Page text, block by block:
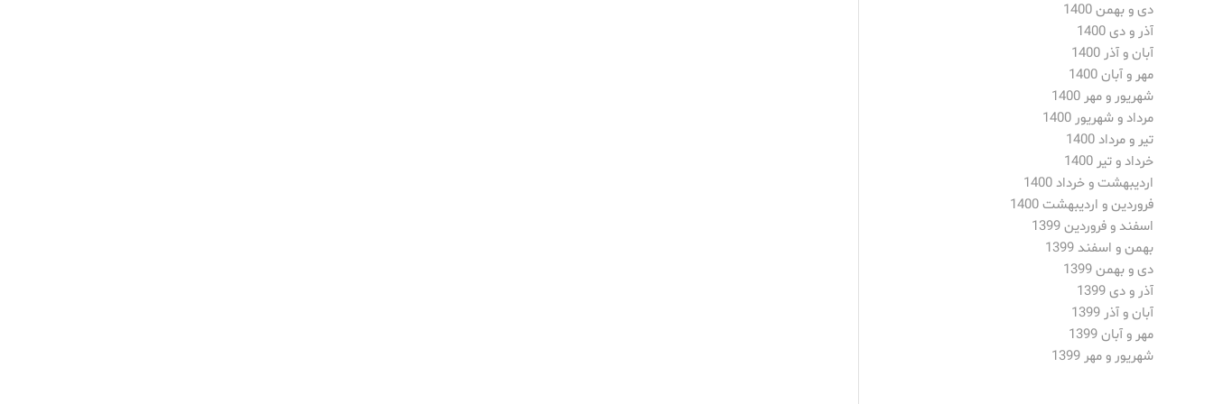
دی و بهمن 1400
آذر و دی 1400
آبان و آذر 1400
مهر و آبان 1400
شهریور و مهر 1400
مرداد و شهریور 1400
تیر و مرداد 1400
خرداد و تیر 1400
اردیبهشت و خرداد 1400
فروردین و اردیبهشت 1400
اسفند و فروردین 1399
بهمن و اسفند 1399
دی و بهمن 1399
آذر و دی 1399
آبان و آذر 1399
مهر و آبان 1399
شهریور و مهر 1399